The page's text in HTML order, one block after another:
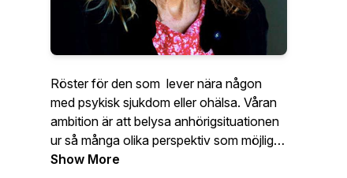
Röster för den som lever nära någon
med psykisk sjukdom eller ohälsa. Våran
ambition är att belysa anhörigsituationen
ur så många olika perspektiv som möjligt.
Show More